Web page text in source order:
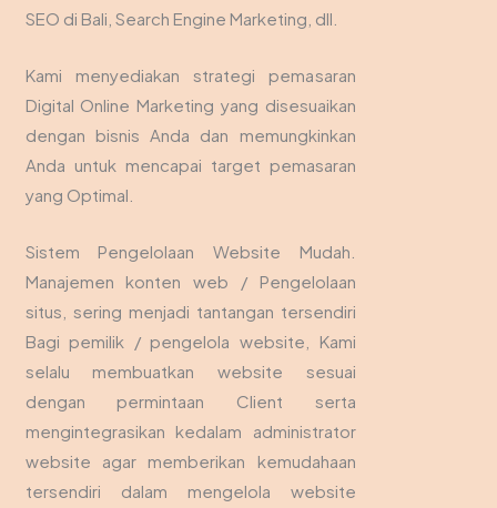
SEO di Bali, Search Engine Marketing, dll.
Kami menyediakan strategi pemasaran
Digital Online Marketing yang disesuaikan
dengan bisnis Anda dan memungkinkan
Anda untuk mencapai target pemasaran
yang Optimal.
Sistem Pengelolaan Website Mudah.
Manajemen konten web / Pengelolaan
situs, sering menjadi tantangan tersendiri
Bagi pemilik / pengelola website, Kami
selalu membuatkan website sesuai
dengan permintaan Client serta
mengintegrasikan kedalam administrator
website agar memberikan kemudahaan
tersendiri dalam mengelola website